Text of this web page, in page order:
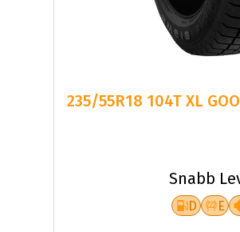
235/55R18 104T XL
Snabb
D E